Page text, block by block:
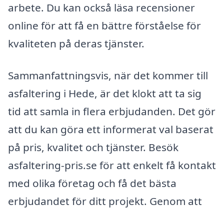
arbete. Du kan också läsa recensioner
online för att få en bättre förståelse för
kvaliteten på deras tjänster.
Sammanfattningsvis, när det kommer till
asfaltering i Hede, är det klokt att ta sig
tid att samla in flera erbjudanden. Det gör
att du kan göra ett informerat val baserat
på pris, kvalitet och tjänster. Besök
asfaltering-pris.se för att enkelt få kontakt
med olika företag och få det bästa
erbjudandet för ditt projekt. Genom att